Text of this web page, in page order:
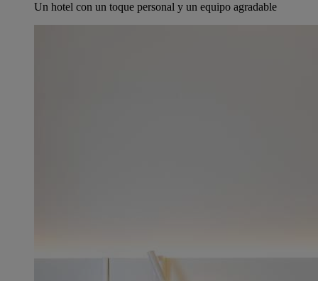
Un hotel con un toque personal y un equipo agradable